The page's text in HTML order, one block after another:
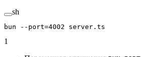
sh
bun --port=4002 server.ts
1